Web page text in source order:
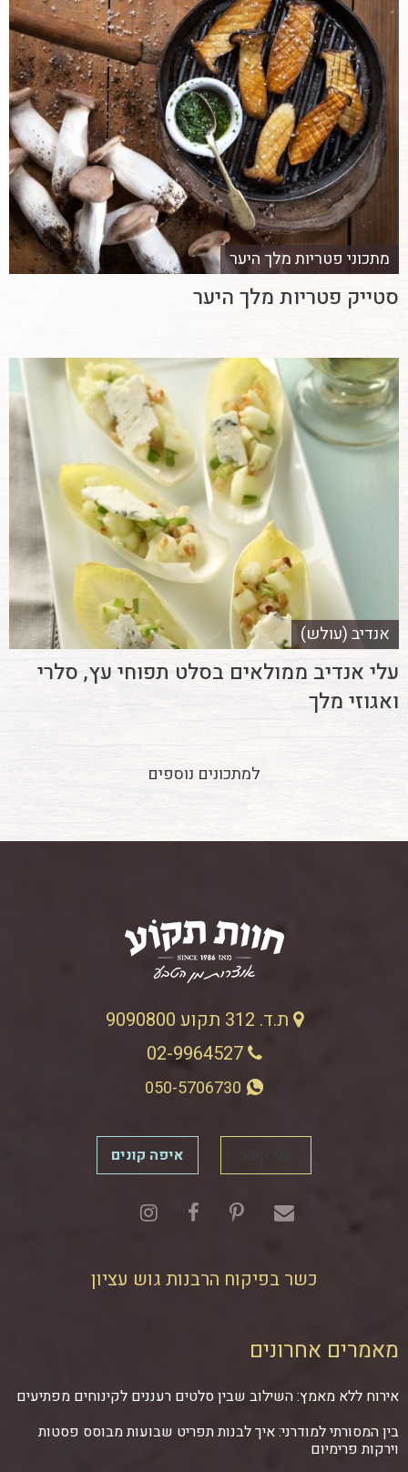
מתכוני פטריות מלך היער
סטייק פטריות מלך היער
אנדיב (עולש)
עלי אנדיב ממולאים בסלט תפוחי עץ, סלרי
ואגוזי מלך
למתכונים נוספים
ת.ד. 312 תקוע 9090800
02-9964527
איפה קונים
כשר בפיקוח הרבנות גוש עציון
מאמרים אחרונים
אירוח ללא מאמץ: השילוב שבין סלטים רעננים לקינוחים מפתיעים
בין המסורתי למודרני: איך לבנות תפריט שבועות מבוסס פסטות
וירקות פרימיום